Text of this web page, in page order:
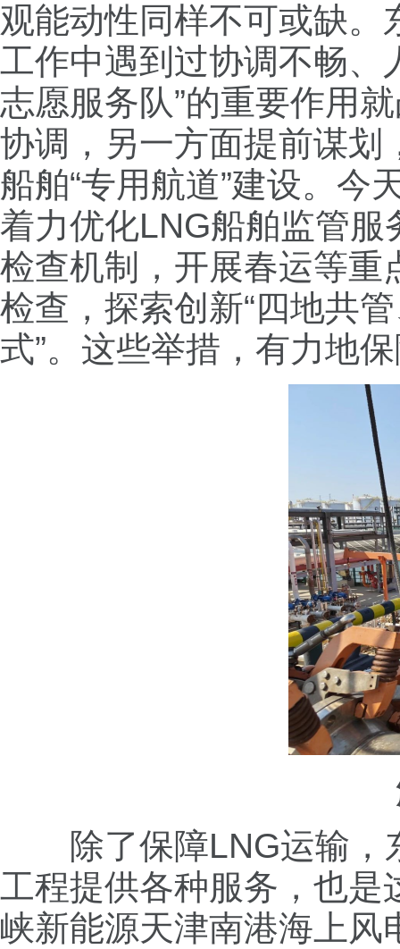
观能动性同样不可或缺。
工作中遇到过协调不畅、
志愿服务队”的重要作用
协调，另一方面提前谋划
船舶“专用航道”建设。今
着力优化LNG船舶监管
检查机制，开展春运等重
检查，探索创新“四地共
式”。这些举措，有力地
除了保障LNG运输，
工程提供各种服务，也是
峡新能源天津南港海上风